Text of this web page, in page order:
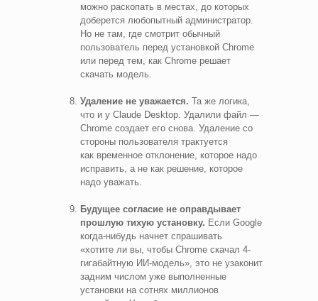
можно раскопать в местах, до которых
доберется любопытный администратор.
Но не там, где смотрит обычный
пользователь перед установкой Chrome
или перед тем, как Chrome решает
скачать модель.
Удаление не уважается. Та же логика,
что и у Claude Desktop. Удалили файл —
Chrome создает его снова. Удаление со
стороны пользователя трактуется
как временное отклонение, которое надо
исправить, а не как решение, которое
надо уважать.
Будущее согласие не оправдывает
прошлую тихую установку. Если Google
когда‑нибудь начнет спрашивать
«хотите ли вы, чтобы Chrome скачал 4-
гигабайтную ИИ‑модель», это не узаконит
задним числом уже выполненные
установки на сотнях миллионов